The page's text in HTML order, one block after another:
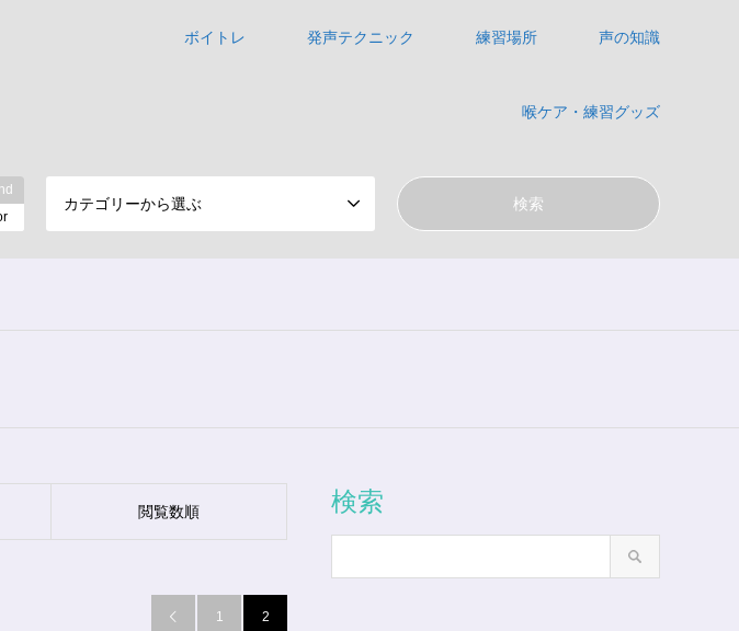
ボイトレ 発声テクニック 練習場所 声の知識
喉ケア・練習グッズ
カテゴリーから選ぶ
閲覧数順
 1 2
検索